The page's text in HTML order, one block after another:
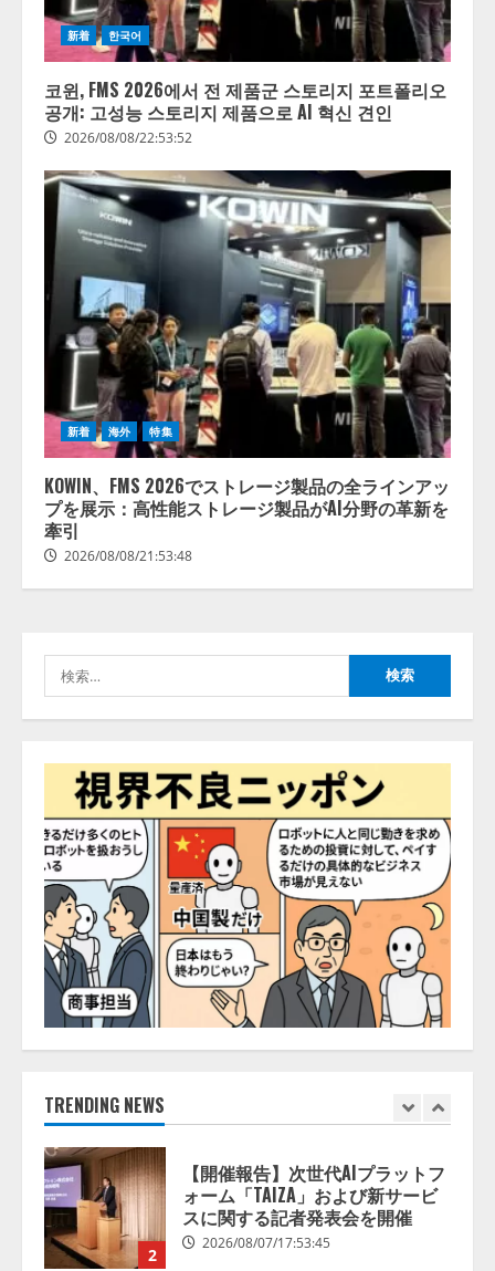
新着 한국어
코윈, FMS 2026에서 전 제품군 스토리지 포트폴리오
공개: 고성능 스토리지 제품으로 AI 혁신 견인
2026/08/08/22:53:52
新着 海外 特集
KOWIN、FMS 2026でストレージ製品の全ラインアッ
プを展示：高性能ストレージ製品がAI分野の革新を
牽引
2026/08/08/21:53:48
索:
TRENDING NEWS
2
【開催報告】次世代AIプラットフ
ォーム「TAIZA」および新サービ
スに関する記者発表会を開催
2026/08/07/17:53:45
lmessage、MCP接続機能を強化
し、AIから設定操作できる機能を
拡充
【2026年企業のAI導入・活用に関
業の68.0％が、自社でのAI導入・
活用は「上手くいっている」と回
答
2026/08/07/13:53:50
5
ナレッジワーク、AIエンジニア油
スAIエージェントOS」「営業領域
の業界特化LLM」の開発とAI研究
開発をリード
2026/08/07/10:54:31
1
【ドローン
AI】ドローン操縦を
AIがアドバイス「AIコーチ」をリ
リース
2026/08/09/01:53:44
2
【開催報告】次世代AIプラットフ
ォーム「TAIZA」および新サービ
3
lmessage、MCP接続機能を強化
し、AIから設定操作できる機能を
拡充
2026/08/07/13:53:50